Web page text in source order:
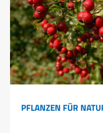
PFLANZEN FÜR